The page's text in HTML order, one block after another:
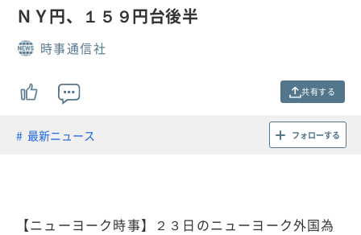
ＮＹ円、１５９円台後半
時事通信社
共有する
最新ニュース フォローする
【ニューヨーク時事】２３日のニューヨーク外国為